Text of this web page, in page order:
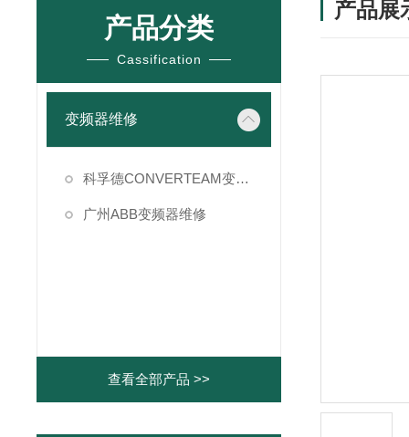
产品分类
Cassification
变频器维修
科孚德CONVERTEAM变频器维修
广州ABB变频器维修
查看全部产品 >>
产品展